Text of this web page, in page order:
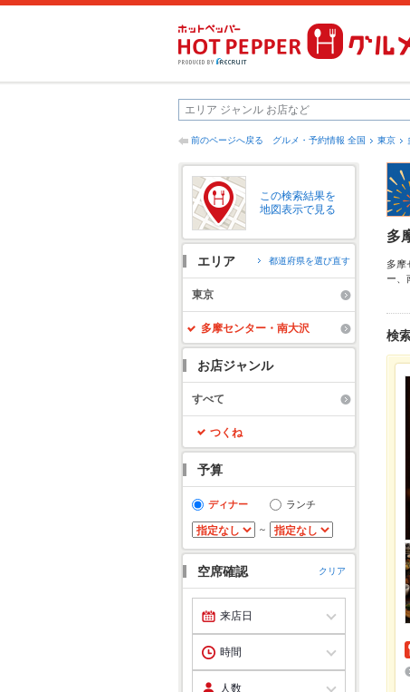
前のページへ戻る グルメ・予約情報 全国 東京
この検索結果を
地図表示で見る
エリア 都道府県を選び直す
東京
多摩センター・南大沢
お店ジャンル
すべて
つくね
予算
ディナー ランチ
～
空席確認 クリア
多
多摩
ー
お
検